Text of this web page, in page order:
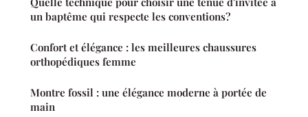
un baptême qui respecte les conventions?
Confort et élégance : les meilleures chaussures
orthopédiques femme
Montre fossil : une élégance moderne à portée de
main